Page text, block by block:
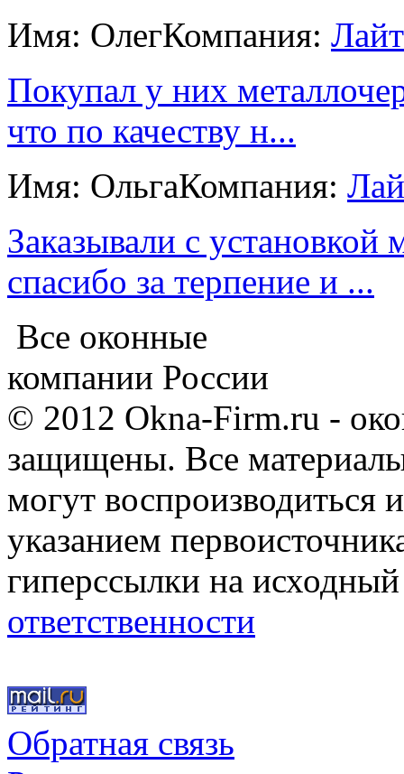
Имя: ОлегКомпания:
Покупал у них
что по качеству н...
Имя: ОльгаКомпания:
Заказывали с
спасибо за терпение и ...
Все оконные
компании России
© 2012 Okna-Firm.ru -
защищены. Все
могут воспроизводиться
указанием
гиперссылки на
ответственности
Обратная связь